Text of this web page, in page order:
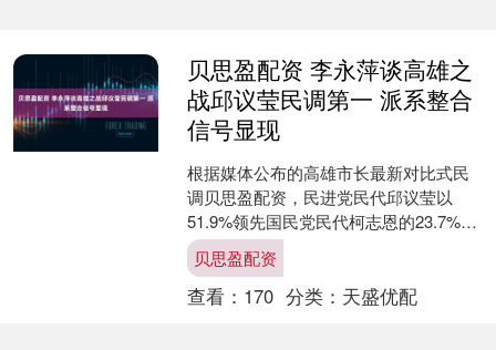
贝思盈配资 李永萍谈高雄之
战邱议莹民调第一 派系整合
信号显现
根据媒体公布的高雄市长最新对比式民
调贝思盈配资，民进党民代邱议莹以
51.9%领先国民党民代柯志恩的23.7%；
民进党民代赖瑞隆以50.4%领先柯志恩的
23.1%....
贝思盈配资
查看： 170 分类： 天盛优配